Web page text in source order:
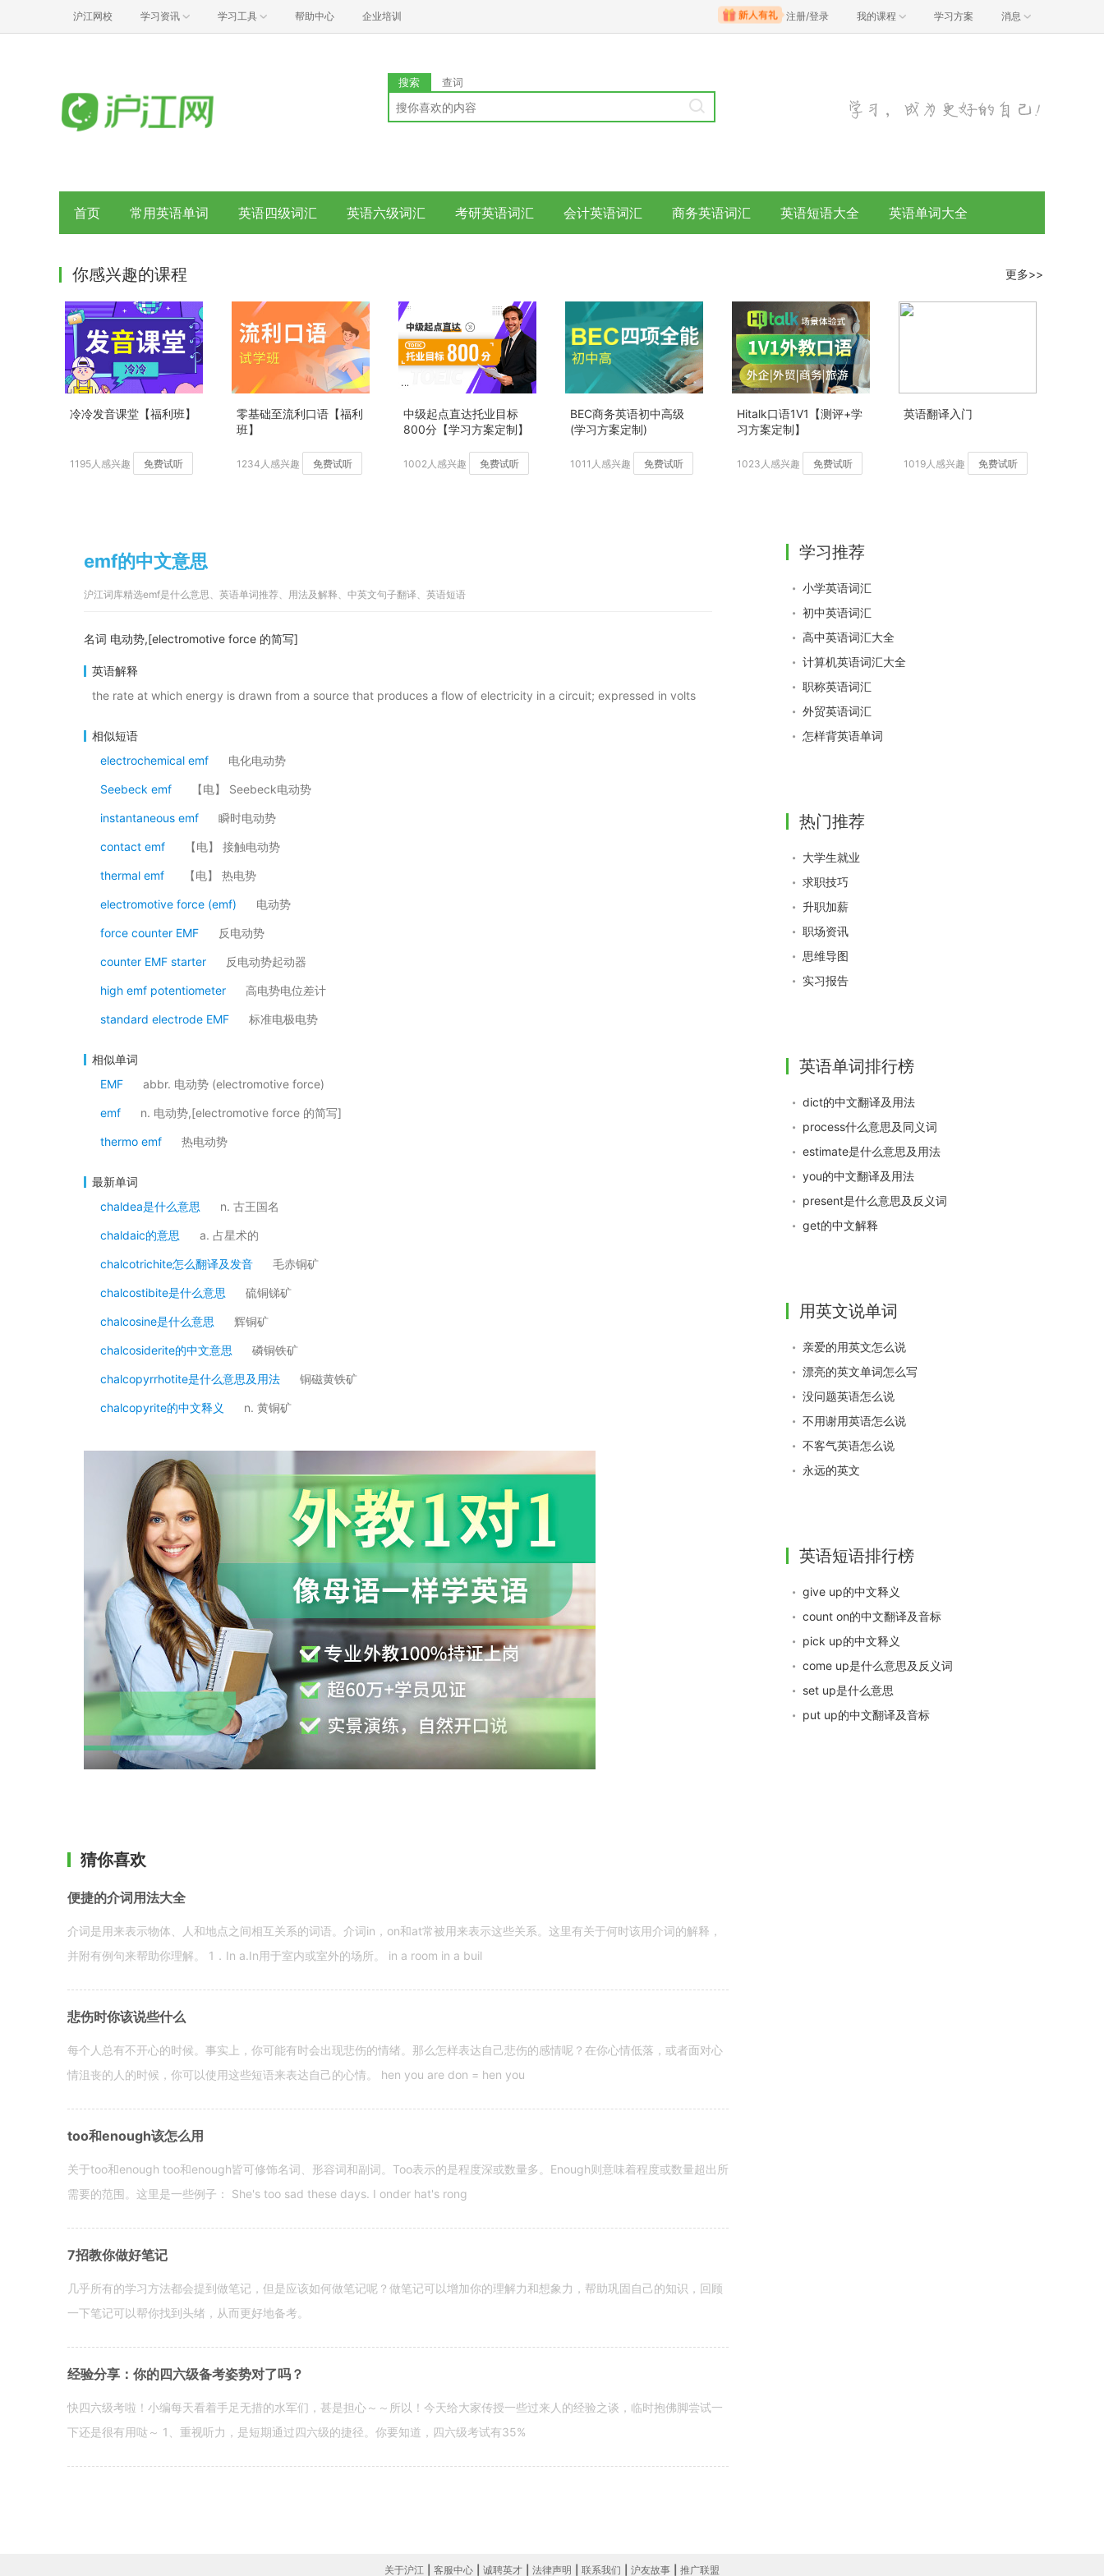
沪江网校 学习资讯 学习工具 帮助中心 企业培训 注册/登录 我的课程 学习方案 消息
搜索 查词
首页 常用英语单词 英语四级词汇 英语六级词汇 考研英语词汇 会计英语词汇 商务英语词汇 英语短语大全 英语单词大全
你感兴趣的课程 更多>>
冷冷发音课堂【福利班】
1195人感兴趣 免费试听
零基础至流利口语【福利
班】
1234人感兴趣 免费试听
中级起点直达托业目标
800分【学习方案定制】
1002人感兴趣 免费试听
BEC商务英语初中高级
(学习方案定制)
1011人感兴趣 免费试听
Hitalk口语1V1【测评+学
习方案定制】
1023人感兴趣 免费试听
英语翻译入门
1019人感兴趣 免费试听
emf的中文意思
沪江词库精选emf是什么意思、英语单词推荐、用法及解释、中英文句子翻译、英语短语
名词 电动势,[electromotive force 的简写]
英语解释
the rate at which energy is drawn from a source that produces a flow of electricity in a circuit; expressed in volts
相似短语
electrochemical emf
电化电动势
Seebeck emf 【电】 Seebeck电动势
instantaneous emf 瞬时电动势
contact emf 【电】 接触电动势
thermal emf 【电】 热电势
electromotive force (emf) 电动势
force counter EMF 反电动势
counter EMF starter 反电动势起动器
high emf potentiometer 高电势电位差计
standard electrode EMF 标准电极电势
相似单词
EMF
abbr. 电动势 (electromotive force)
emf n. 电动势,[electromotive force 的简写]
thermo emf 热电动势
最新单词
chaldea是什么意思
n. 古王国名
chaldaic的意思 a. 占星术的
chalcotrichite怎么翻译及发音 毛赤铜矿
chalcostibite是什么意思 硫铜锑矿
chalcosine是什么意思 辉铜矿
chalcosiderite的中文意思 磷铜铁矿
chalcopyrrhotite是什么意思及用法 铜磁黄铁矿
chalcopyrite的中文释义 n. 黄铜矿
猜你喜欢
便捷的介词用法大全
介词是用来表示物体、人和地点之间相互关系的词语。介词in，on和at常被用来表示这些关系。这里有关于何时该用介词的解释，
并附有例句来帮助你理解。 1．In a.In用于室内或室外的场所。 in a room in a buil
悲伤时你该说些什么
每个人总有不开心的时候。事实上，你可能有时会出现悲伤的情绪。那么怎样表达自己悲伤的感情呢？在你心情低落，或者面对心
情沮丧的人的时候，你可以使用这些短语来表达自己的心情。 hen you are don = hen you
too和enough该怎么用
关于too和enough too和enough皆可修饰名词、形容词和副词。Too表示的是程度深或数量多。Enough则意味着程度或数量超出所
需要的范围。这里是一些例子： She's too sad these days. I onder hat's rong
7招教你做好笔记
几乎所有的学习方法都会提到做笔记，但是应该如何做笔记呢？做笔记可以增加你的理解力和想象力，帮助巩固自己的知识，回顾
一下笔记可以帮你找到头绪，从而更好地备考。
经验分享：你的四六级备考姿势对了吗？
快四六级考啦！小编每天看着手足无措的水军们，甚是担心～～所以！今天给大家传授一些过来人的经验之谈，临时抱佛脚尝试一
下还是很有用哒～ 1、重视听力，是短期通过四六级的捷径。你要知道，四六级考试有35%
学习推荐
小学英语词汇
初中英语词汇
高中英语词汇大全
计算机英语词汇大全
职称英语词汇
外贸英语词汇
怎样背英语单词
热门推荐
大学生就业
求职技巧
升职加薪
职场资讯
思维导图
实习报告
英语单词排行榜
dict的中文翻译及用法
process什么意思及同义词
estimate是什么意思及用法
you的中文翻译及用法
present是什么意思及反义词
get的中文解释
用英文说单词
亲爱的用英文怎么说
漂亮的英文单词怎么写
没问题英语怎么说
不用谢用英语怎么说
不客气英语怎么说
永远的英文
英语短语排行榜
give up的中文释义
count on的中文翻译及音标
pick up的中文释义
come up是什么意思及反义词
set up是什么意思
put up的中文翻译及音标
关于沪江 客服中心 诚聘英才 法律声明 联系我们 沪友故事 推广联盟